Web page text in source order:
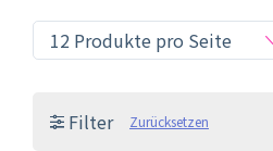
Filter Zurücksetzen